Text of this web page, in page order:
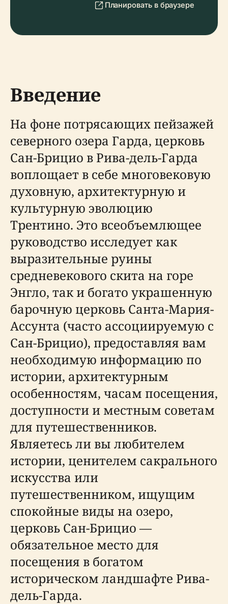
Планировать в браузере
Введение
На фоне потрясающих пейзажей
северного озера Гарда, церковь
Сан-Брицио в Рива-дель-Гарда
воплощает в себе многовековую
духовную, архитектурную и
культурную эволюцию
Трентино. Это всеобъемлющее
руководство исследует как
выразительные руины
средневекового скита на горе
Энгло, так и богато украшенную
барочную церковь Санта-Мария-
Ассунта (часто ассоциируемую с
Сан-Брицио), предоставляя вам
необходимую информацию по
истории, архитектурным
особенностям, часам посещения,
доступности и местным советам
для путешественников.
Являетесь ли вы любителем
истории, ценителем сакрального
искусства или
путешественником, ищущим
спокойные виды на озеро,
церковь Сан-Брицио —
обязательное место для
посещения в богатом
историческом ландшафте Рива-
дель-Гарда.